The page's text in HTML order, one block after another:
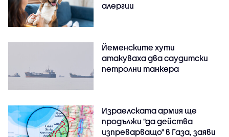
алергии
Йеменските хути
атакуваха два саудитски
петролни танкера
Израелската армия ще
продължи "да действа
изпреварващо" в Газа, заяви